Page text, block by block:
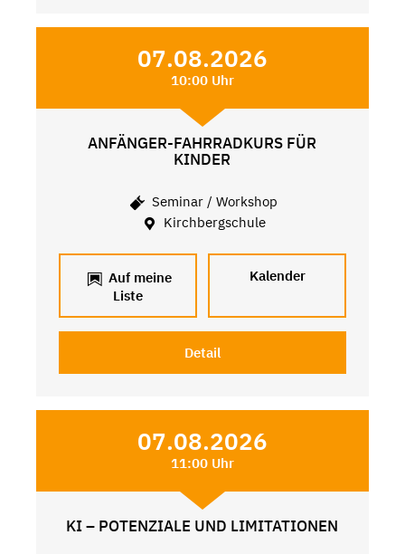
07.08.2026
10:00 Uhr
ANFÄNGER-FAHRRADKURS FÜR
KINDER
Seminar / Workshop
Kirchbergschule
Auf meine
Liste
Kalender
Detail
07.08.2026
11:00 Uhr
KI – POTENZIALE UND LIMITATIONEN